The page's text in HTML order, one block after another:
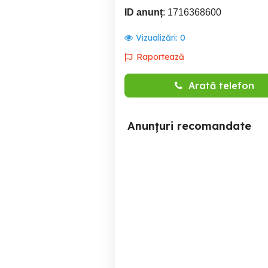
ID anunț: 1716368600
Vizualizări: 0
Raportează
Arată telefon
Anunțuri recomandate